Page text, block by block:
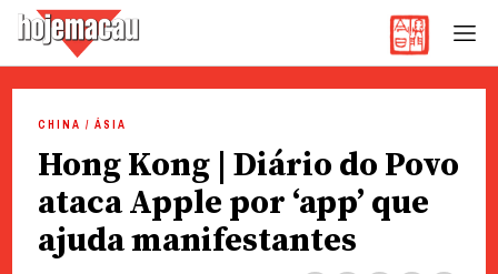
content
CHINA / ÁSIA
Hong Kong | Diário do Povo
ataca Apple por ‘app’ que
ajuda manifestantes